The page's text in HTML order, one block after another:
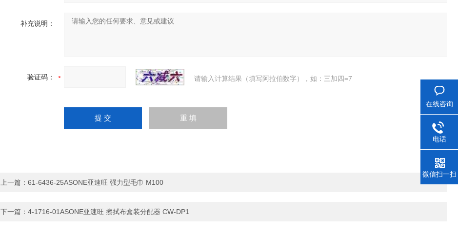
补充说明：
验证码： 请输入计算结果（填写阿拉伯数字），如：三加四=7
上一篇： 61-6436-25ASONE亚速旺 强力型毛巾 M100
下一篇： 4-1716-01ASONE亚速旺 擦拭布盒装分配器 CW-DP1
在线咨询
电话
微信扫一扫